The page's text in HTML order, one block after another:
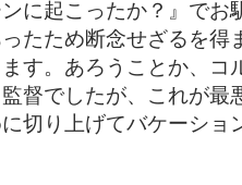
に起こったか？』でお
たため断念せざるを得
す。あろうことか、コ
督でしたが、これが最
切り上げてバケーショ